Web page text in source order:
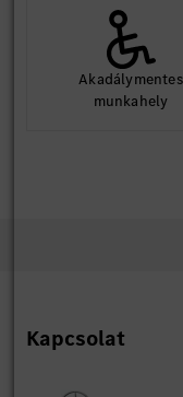
Akadálymentes
munkahely
Kapcsolat